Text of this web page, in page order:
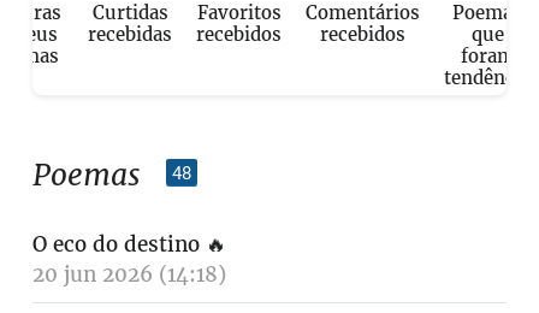
seus
Curtidas
recebidas
Favoritos
recebidos
Comentários
recebidos
Poemas
que
foram
tendência
Poemas 48
O eco do destino 🔥
20 jun 2026 (14:18)